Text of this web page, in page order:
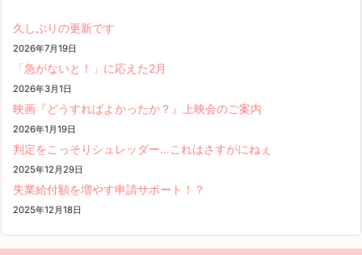
久しぶりの更新です
2026年7月19日
「急がないと！」に応えた2月
2026年3月1日
映画『どうすればよかったか？』上映会のご案内
2026年1月19日
判定をこっそりシュレッダー…これはさすがにねぇ
2025年12月29日
失業給付額を増やす申請サポート！？
2025年12月18日